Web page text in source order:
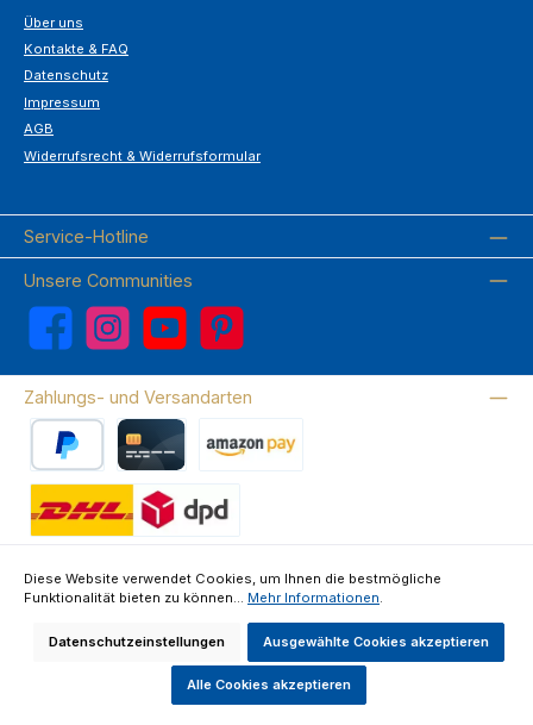
Über uns
Kontakte & FAQ
Datenschutz
Impressum
AGB
Widerrufsrecht & Widerrufsformular
Service-Hotline
Unsere Communities
Facebook Instagram YouTube Pinterest
Zahlungs- und Versandarten
Über uns Kontakte & FAQ Datenschutz Impressum
Alle Preise inkl. gesetzl. Mehrwertsteuer zzgl.Versandkostenund ggf.
Nachnahmegebühren, wenn nicht anders angegeben.
Diese Website verwendet Cookies, um Ihnen die bestmögliche
Funktionalität bieten zu können... Mehr Informationen.
Datenschutzeinstellungen Ausgewählte Cookies akzeptieren
Alle Cookies akzeptieren